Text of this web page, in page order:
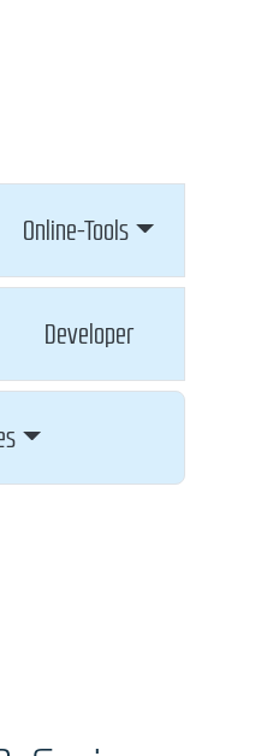
Online-Tools
Developer